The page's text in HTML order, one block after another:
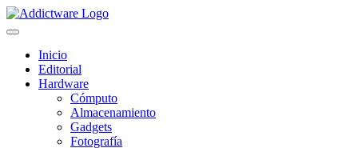
Inicio
Editorial
Hardware
Cómputo
Almacenamiento
Gadgets
Fotografía